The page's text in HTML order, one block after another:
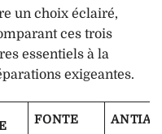
un choix éclairé,
ces trois
essentiels à la
exigeantes.
FONTE